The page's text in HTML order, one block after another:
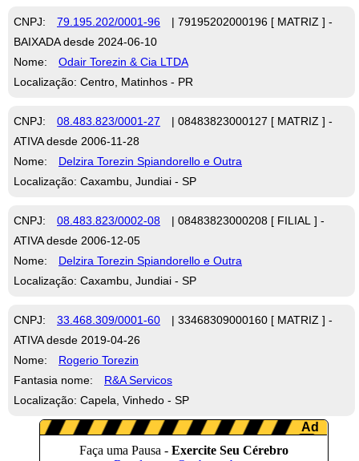
CNPJ: 79.195.202/0001-96
| 79195202000196 [ MATRIZ ] -
BAIXADA desde 2024-06-10
Nome:
Odair Torezin & Cia LTDA
Localização: Centro, Matinhos - PR
CNPJ: 08.483.823/0001-27
| 08483823000127 [ MATRIZ ] -
ATIVA desde 2006-11-28
Nome:
Delzira Torezin Spiandorello e Outra
Localização: Caxambu, Jundiai - SP
CNPJ: 08.483.823/0002-08
| 08483823000208 [ FILIAL ] -
ATIVA desde 2006-12-05
Nome:
Delzira Torezin Spiandorello e Outra
Localização: Caxambu, Jundiai - SP
CNPJ: 33.468.309/0001-60
| 33468309000160 [ MATRIZ ] -
ATIVA desde 2019-04-26
Nome:
Rogerio Torezin
Fantasia nome:
R&A Servicos
Localização: Capela, Vinhedo - SP